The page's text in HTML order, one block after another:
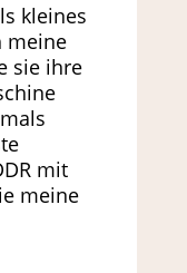
kleines
meine
sie ihre
mit
meine